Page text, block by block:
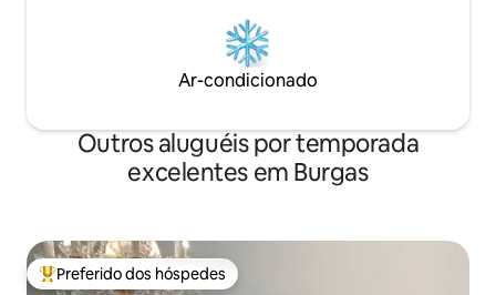
Ar-condicionado
Outros aluguéis por temporada
excelentes em Burgas
Entre os melhores preferidos dos hóspedes
Preferido dos hóspedes